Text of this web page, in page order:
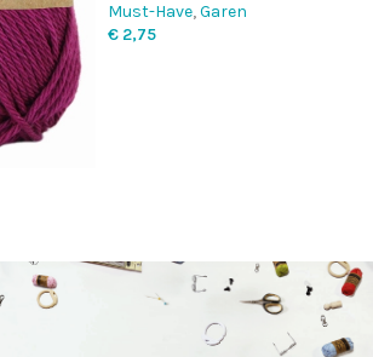
Must-Have,Garen
€ 2,75